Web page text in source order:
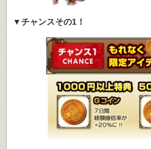
▼チャンスその1！